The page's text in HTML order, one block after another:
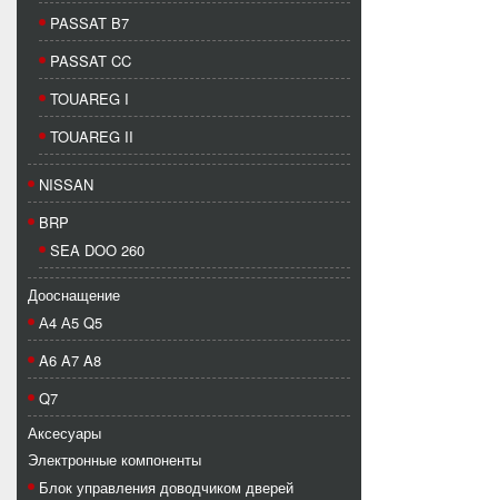
PASSAT B7
PASSAT CC
TOUAREG I
TOUAREG II
NISSAN
BRP
SEA DOO 260
Дооснащение
А4 А5 Q5
A6 A7 A8
Q7
Аксесуары
Электронные компоненты
Блок управления доводчиком дверей